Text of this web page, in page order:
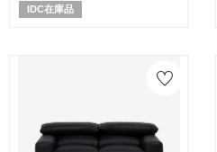
IDC在庫品